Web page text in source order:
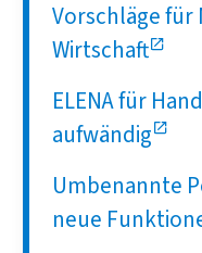
Vorschläge
Wirtschaft
ELENA für
aufwändig
Umbenannte
neue